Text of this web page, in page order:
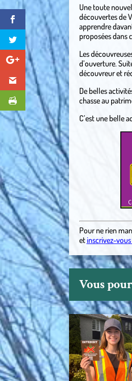
Une toute
découvertes de
apprendre
proposées dans
Les
d’ouverture.
découvreur et
De belles
chasse au
C’est une belle
Pour ne rien
etinscrivez-
Vous